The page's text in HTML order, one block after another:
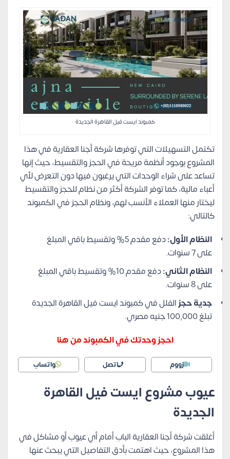
كمبوند ايست فيل القاهرة الجديدة
تكتمل التسهيلات التي توفرها شركة أجنا العقارية في هذا
المشروع بوجود أنظمة مريحة في الحجز والتقسيط، حيث إنها
تساعد على شراء الوحدات التي يرغبون فيها دون التعرض لأي
أعباء مالية، كما توفر الشركة أكثر من نظام للحجز والتقسيط
ليختار منها العملاء الأنسب لهم، ونظام الحجز في الكمبوند
كالتالي:
النظام الأول:
دفع مقدم 5% وتقسيط باقي المبلغ
على 7 سنوات.
النظام الثاني:
دفع مقدم 10% وتقسيط باقي المبلغ
على 8 سنوات.
جدية حجزالفلل في كمبوند ايست فيل القاهرة الجديدة
تبلغ 100,000 جنيه مصري.
احجز وحدتك في الكمبوند من هنا
زووم اتصل واتساب
عيوب مشروع ايست فيل القاهرة
الجديدة
أغلقت شركة أجنا العقارية الباب أمام أي عيوب أو مشاكل في
هذا المشروع، حيث اهتمت بأدق التفاصيل التي يبحث عنها